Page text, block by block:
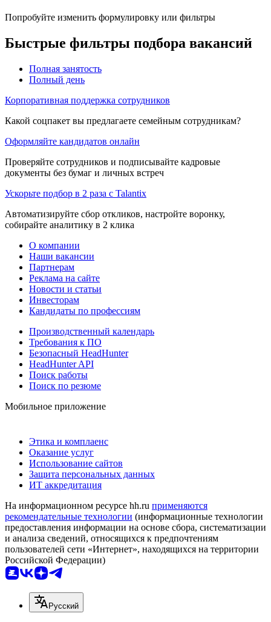
Попробуйте изменить формулировку или фильтры
Быстрые фильтры подбора вакансий
Полная занятость
Полный день
Корпоративная поддержка сотрудников
Какой соцпакет вы предлагаете семейным сотрудникам?
Оформляйте кандидатов онлайн
Проверяйте сотрудников и подписывайте кадровые
документы без бумаг и личных встреч
Ускорьте подбор в 2 раза с Talantix
Автоматизируйте сбор откликов, настройте воронку,
собирайте аналитику в 2 клика
О компании
Наши вакансии
Партнерам
Реклама на сайте
Новости и статьи
Инвесторам
Кандидаты по профессиям
Производственный календарь
Требования к ПО
Безопасный HeadHunter
HeadHunter API
Поиск работы
Поиск по резюме
Мобильное приложение
Этика и комплаенс
Оказание услуг
Использование сайтов
Защита персональных данных
ИТ аккредитация
На информационном ресурсе hh.ru применяются
рекомендательные технологии (информационные технологии
предоставления информации на основе сбора, систематизации
и анализа сведений, относящихся к предпочтениям
пользователей сети «Интернет», находящихся на территории
Российской Федерации)
Русский